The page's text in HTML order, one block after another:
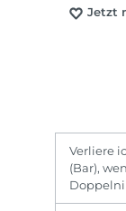
Jetzt
Verliere
(Bar),